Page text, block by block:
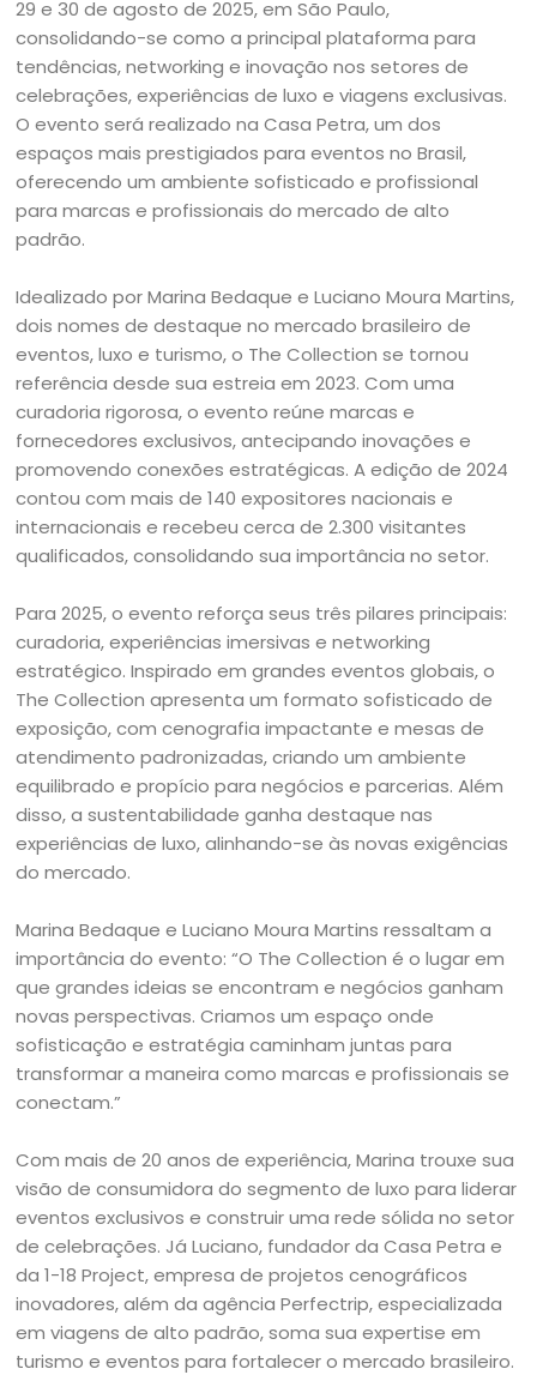
29 e 30 de agosto de 2025, em São Paulo,
consolidando-se como a principal plataforma para
tendências, networking e inovação nos setores de
celebrações, experiências de luxo e viagens exclusivas.
O evento será realizado na Casa Petra, um dos
espaços mais prestigiados para eventos no Brasil,
oferecendo um ambiente sofisticado e profissional
para marcas e profissionais do mercado de alto
padrão.
Idealizado por Marina Bedaque e Luciano Moura Martins,
dois nomes de destaque no mercado brasileiro de
eventos, luxo e turismo, o The Collection se tornou
referência desde sua estreia em 2023. Com uma
curadoria rigorosa, o evento reúne marcas e
fornecedores exclusivos, antecipando inovações e
promovendo conexões estratégicas. A edição de 2024
contou com mais de 140 expositores nacionais e
internacionais e recebeu cerca de 2.300 visitantes
qualificados, consolidando sua importância no setor.
Para 2025, o evento reforça seus três pilares principais:
curadoria, experiências imersivas e networking
estratégico. Inspirado em grandes eventos globais, o
The Collection apresenta um formato sofisticado de
exposição, com cenografia impactante e mesas de
atendimento padronizadas, criando um ambiente
equilibrado e propício para negócios e parcerias. Além
disso, a sustentabilidade ganha destaque nas
experiências de luxo, alinhando-se às novas exigências
do mercado.
Marina Bedaque e Luciano Moura Martins ressaltam a
importância do evento: “O The Collection é o lugar em
que grandes ideias se encontram e negócios ganham
novas perspectivas. Criamos um espaço onde
sofisticação e estratégia caminham juntas para
transformar a maneira como marcas e profissionais se
conectam.”
Com mais de 20 anos de experiência, Marina trouxe sua
visão de consumidora do segmento de luxo para liderar
eventos exclusivos e construir uma rede sólida no setor
de celebrações. Já Luciano, fundador da Casa Petra e
da 1-18 Project, empresa de projetos cenográficos
inovadores, além da agência Perfectrip, especializada
em viagens de alto padrão, soma sua expertise em
turismo e eventos para fortalecer o mercado brasileiro.